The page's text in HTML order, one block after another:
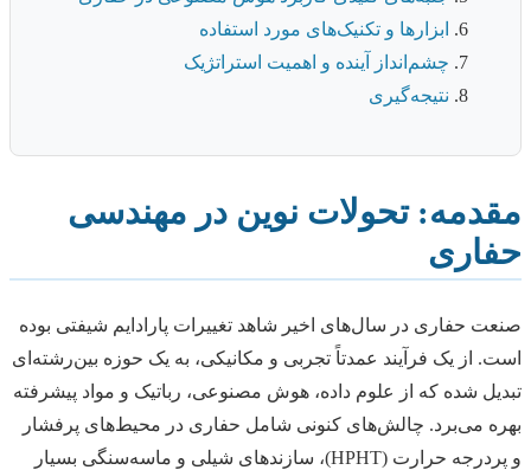
ابزارها و تکنیک‌های مورد استفاده
چشم‌انداز آینده و اهمیت استراتژیک
نتیجه‌گیری
مقدمه: تحولات نوین در مهندسی
حفاری
صنعت حفاری در سال‌های اخیر شاهد تغییرات پارادایم شیفتی بوده
است. از یک فرآیند عمدتاً تجربی و مکانیکی، به یک حوزه بین‌رشته‌ای
تبدیل شده که از علوم داده، هوش مصنوعی، رباتیک و مواد پیشرفته
بهره می‌برد. چالش‌های کنونی شامل حفاری در محیط‌های پرفشار
و پردرجه حرارت (HPHT)، سازندهای شیلی و ماسه‌سنگی بسیار